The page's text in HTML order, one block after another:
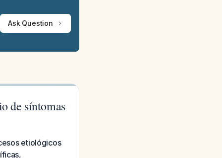
Ask Question
de síntomas
etiológicos